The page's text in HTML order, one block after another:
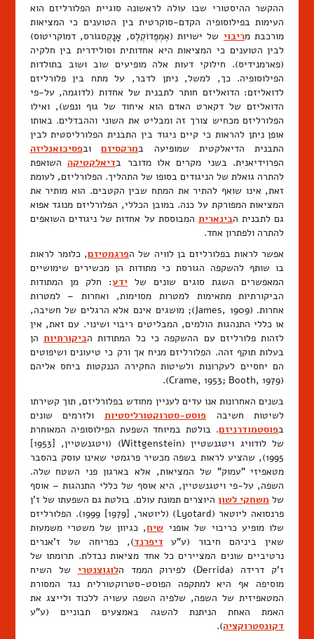
ההקשר ההיסטורי שבו עולה לראשונה סוגיית הפלורליזם הוא
העימות בפילוסופיה הקדם-סוקרטית בין הטוענים כי המציאות
מורכבת מריבוי של ישויות (אֶמְפֶּדוֹקְלֶס, אָנָקְסגוֹרס, דמוֹקריטוס)
לבין הטוענים כי המציאות היא אחדותית וסולידרית בין חלקיה
(פארמנידיס). חילוקי דעות אלה מופיעים שוב ושוב בתולדות
הפילוסופיה. כך, למשל, ניתן לדבר, על מתח בין פלורליזם
לדואליזם: הדואליזם חותר לתבנית של אחדות (לדוגמה, על-פי
הדואליזם של דקארט האדם הוא איחוד של גוף ונפש), ואילו
הפלורליזם מכחיש צורך זה ומבליט את השוני וההבדלים. באותו
אופן ניתן להראות כי קיים ניגוד בין התבנית הפלורליסטית לבין
התבנית הדיאלקטית שמופיעה במרקסיזםובפסיכואנליזה
הפרוידיאנית. בשני מקרים אלו מדובר בדיאלקטיקה השואפת
להתרה גואלת של הניגודים בסופו של התהליך. הפלורליזם, לעומת
זאת, אינו שואף להתיר את המתח שבין הקטבים. הוא מותיר את
המציאות המפורקת על כנה. במובן הכללי, הפלורליזם מנוגד אפוא
גם לתבנית הבינארית המבוססת על אחדות של ניגודים השואפים
להתרה ולפתרון אחד.
אפשר לראות בפלורליזם בן לוויה של הפרגמטיזם, כלומר לראות
בו שותף להשקפה הגורסת כי מתודות הן מכשירים שימושיים
המאפשרים השגת סוגים שונים שלידע: חלק מן המתודות
הביקורתיות מתאימות למטרות מסוימות, ואחרות – למטרות
אחרות. (James, 1909); מושגים אינם אלא הרגלים של חשיבה,
או כללי התנהגות הולמים, המבליטים ריבוי ושינוי. עם זאת, אין
לזהות פלורליזם עם ההשקפה כי כל המתודות הביקורתיות הן
בעלות תוקף זהה. הפלורליזם מניח אך ורק כי טיעונים ושיפוטים
הם יחסיים לעקרונות ולשיטות החקירה הננקטות ביחס אליהם
(Crame, 1953; Booth, 1979).
בשנים האחרונות אנו עדים לעניין מחודש בפלורליזם, תוך קשירתו
לשיטות חשיבה פוסט-סטרוקטורליסטיות ולזרמים שונים
בפוסטמודרניזם. בולטת במיוחד השפעת הפילוסופיה המאוחרת
של לודוויג ויטגנשטיין (Wittgenstein) (ויטגנשטיין, [1953]
1995), שהציע לראות בשפה מכשיר פרגמטי שאינו עוסק בהסבר
מטאפיזי "עמוק" של המציאות, אלא בארגון פני השטח שלה.
השפה, על-פי ויטגנשטיין, היא אוסף של כללי התנהגות – אוסף
של משחקי לשוןהיוצרים תמונת עולם. בולטת גם השפעתו של ז'ן
פרנסואה ליוטאר (Lyotard) (ליוטאר, [1979] 1999). הפלורליזם
שלו מופיע כריבוי של אופני שיח, כגיוון של משטרי משמעות
שאין ביניהם חיבור (ע"עדיפרנד), כפריחה של ז'אנרים
נרטיביים שונים המציירים כל אחד מציאות נבדלת. תרומתו של
ז'ק דרידה (Derrida) לפירוק הממד ה
לוגוצנטרי של השיח
מוסיפה אף היא למתקפה הפוסט-סטרוקטורלית נגד המסורת
המטאפיזית של השפה, שלפיה השפה עשויה ללכוד ולייצג את
האמת האחת הניתנת להשגה באמצעים תבוניים (ע"ע
דקונסטרוקציה).